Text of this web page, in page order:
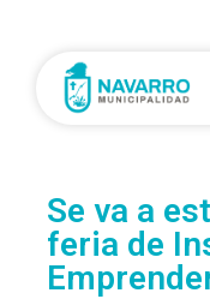
Se va a
feria de